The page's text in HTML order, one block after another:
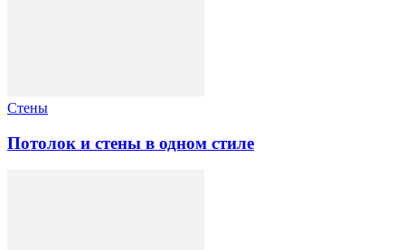
Стены
Потолок и стены в одном стиле